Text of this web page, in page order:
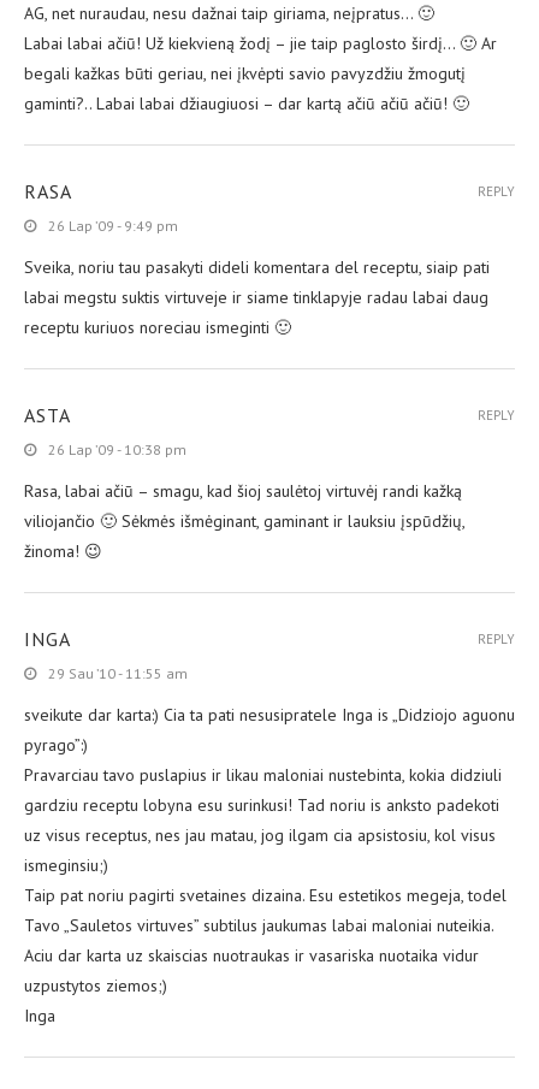
AG, net nuraudau, nesu dažnai taip giriama, neįpratus… 🙂
Labai labai ačiū! Už kiekvieną žodį – jie taip paglosto širdį… 🙂 Ar
begali kažkas būti geriau, nei įkvėpti savio pavyzdžiu žmogutį
gaminti?.. Labai labai džiaugiuosi – dar kartą ačiū ačiū ačiū! 🙂
RASA
26 Lap ’09 - 9:49 pm
Sveika, noriu tau pasakyti dideli komentara del receptu, siaip pati
labai megstu suktis virtuveje ir siame tinklapyje radau labai daug
receptu kuriuos noreciau ismeginti 🙂
REPLY
ASTA
26 Lap ’09 - 10:38 pm
Rasa, labai ačiū – smagu, kad šioj saulėtoj virtuvėj randi kažką
viliojančio 🙂 Sėkmės išmėginant, gaminant ir lauksiu įspūdžių,
žinoma! 😉
REPLY
INGA
29 Sau ’10 - 11:55 am
sveikute dar karta:) Cia ta pati nesusipratele Inga is „Didziojo aguonu
pyrago”:)
Pravarciau tavo puslapius ir likau maloniai nustebinta, kokia didziuli
gardziu receptu lobyna esu surinkusi! Tad noriu is anksto padekoti
uz visus receptus, nes jau matau, jog ilgam cia apsistosiu, kol visus
ismeginsiu;)
Taip pat noriu pagirti svetaines dizaina. Esu estetikos megeja, todel
Tavo „Sauletos virtuves” subtilus jaukumas labai maloniai nuteikia.
Aciu dar karta uz skaiscias nuotraukas ir vasariska nuotaika vidur
uzpustytos ziemos;)
Inga
REPLY